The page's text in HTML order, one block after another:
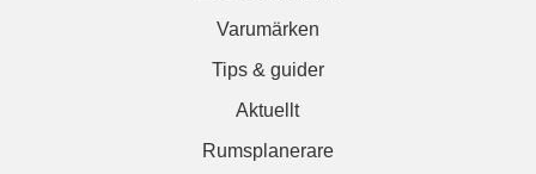
Varumärken
Tips & guider
Aktuellt
Rumsplanerare